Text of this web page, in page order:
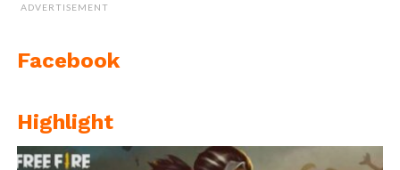
ADVERTISEMENT
Facebook
Highlight